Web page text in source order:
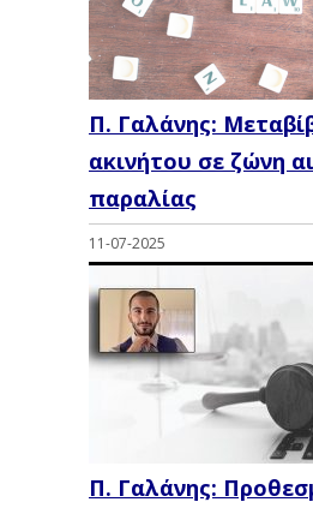
Π. Γαλάνης:
ακινήτου σε ζώνη
παραλίας
11-07-2025
Π. Γαλάνης: